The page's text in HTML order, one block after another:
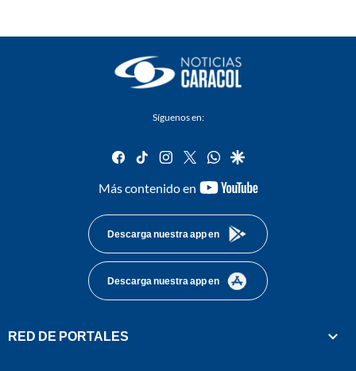
Síguenos en:
facebook
tiktok instagram
twitterwhatsapp
google
Más contenido en
youtube-
Descarga nuestra app en
Descarga nuestra app en
RED DE PORTALES